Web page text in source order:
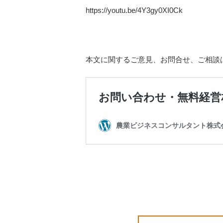
https://youtu.be/4Y3gy0XI0Ck
本文に関するご意見、お問合せ、ご相談